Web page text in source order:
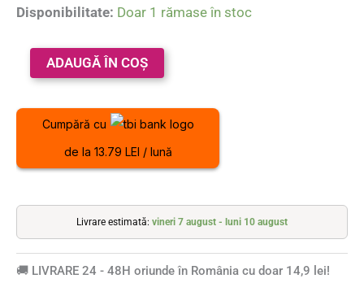
singure
Disponibilitate: Doar 1 rămase în stoc
ADAUGĂ ÎN COȘ
Cumpără cu
de la 13.79 LEI / lună
Livrare estimată: vineri 7 august - luni 10 august
🚚 LIVRARE 24 - 48H oriunde în România cu doar 14,9 lei!